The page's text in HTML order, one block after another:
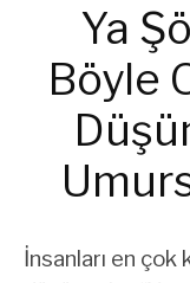
Ya
Böyle
İnsanları en çok